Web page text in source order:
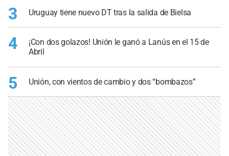
3 Uruguay tiene nuevo DT tras la salida de Bielsa
4
¡Con dos golazos! Unión le ganó a Lanús en el 15 de
Abril
5 Unión, con vientos de cambio y dos “bombazos”